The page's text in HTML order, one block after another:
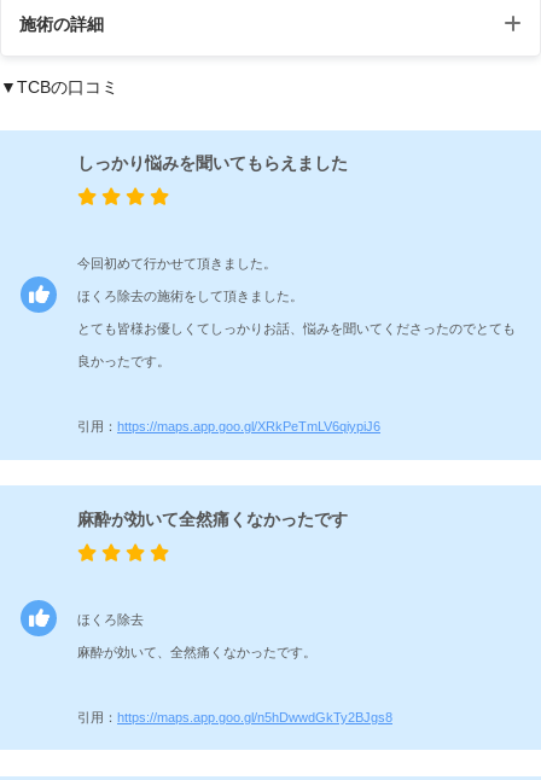
施術の詳細
分解法）
施術の
施術の
副作用
（リス
施術の
価格
引用：
▼TCBの口コミ
しっかり悩みを聞いてもらえました
今回初めて行かせて頂きました。
ほくろ除去の施術をして頂きました。
とても皆様お優しくてしっかりお話、悩みを聞いてくださったのでとても
良かったです。
引用： https://maps.app.goo.gl/XRkPeTmLV6qiypiJ6
麻酔が効いて全然痛くなかったです
ほくろ除去
麻酔が効いて、全然痛くなかったです。
引用： https://maps.app.goo.gl/n5hDwwdGkTy2BJgs8